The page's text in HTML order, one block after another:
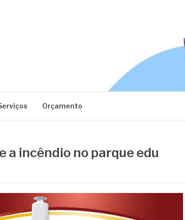
Orçamento
a incêndio no parque edu